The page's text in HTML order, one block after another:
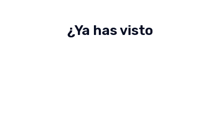
¿Ya has visto